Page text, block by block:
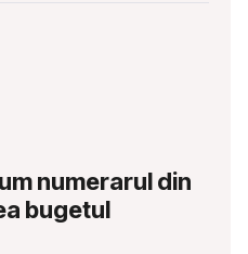
numerarul din
bugetul